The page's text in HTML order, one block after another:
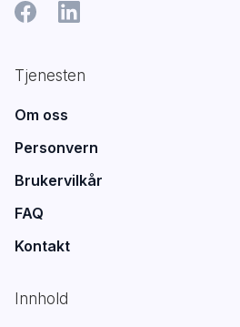
Tjenesten
Om oss
Personvern
Brukervilkår
FAQ
Kontakt
Innhold